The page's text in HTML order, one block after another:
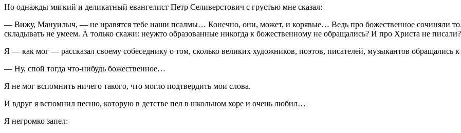
Но однажды мягкий и деликатный евангелист Петр Селиверстович с грустью мне сказал:
— Вижу, Мануилыч, — не нравятся тебе наши псалмы… Конечно, они, может, и корявые… Ведь про божественное сочиняли
складывать не умеем. А только скажи: неужто образованные никогда к божественному не обращались? И про Христа не писали?
Я — как мог — рассказал своему собеседнику о том, сколько великих художников, поэтов, писателей, музыкантов обращались
— Ну, спой тогда что-нибудь божественное…
Я не мог вспомнить ничего такого, что могло подтвердить мои слова.
И вдруг я вспомнил песню, которую в детстве пел в школьном хоре и очень любил…
Я негромко запел: